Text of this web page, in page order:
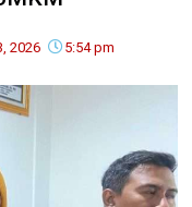
2026 5:54 pm